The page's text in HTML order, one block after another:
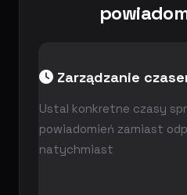
Zarządzanie
Ustal konkretne czasy
powiadomień zamiast
natychmiast